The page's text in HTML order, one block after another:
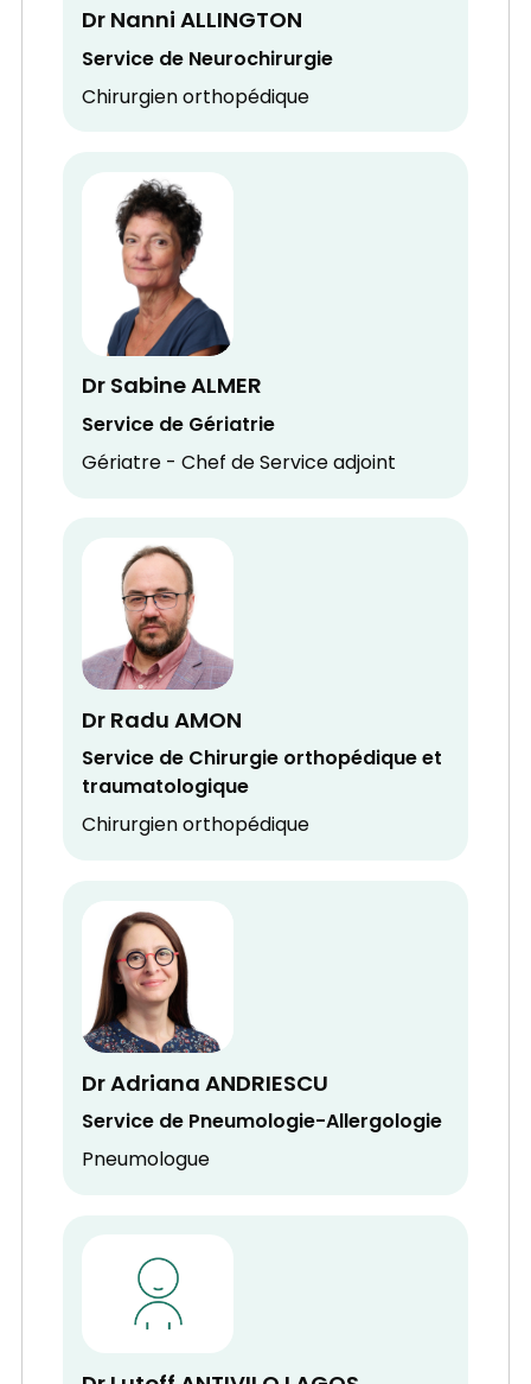
Dr Nanni ALLINGTON
Service de Neurochirurgie
Chirurgien orthopédique
Dr Sabine ALMER
Service de Gériatrie
Gériatre - Chef de Service adjoint
Dr Radu AMON
Service de Chirurgie orthopédique et
traumatologique
Chirurgien orthopédique
Dr Adriana ANDRIESCU
Service de Pneumologie-Allergologie
Pneumologue